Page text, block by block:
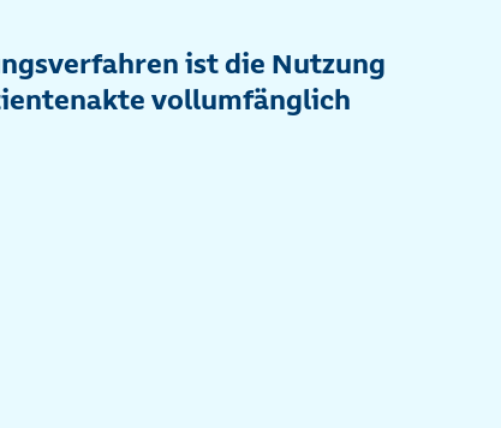
ist die Nutzung
vollumfänglich